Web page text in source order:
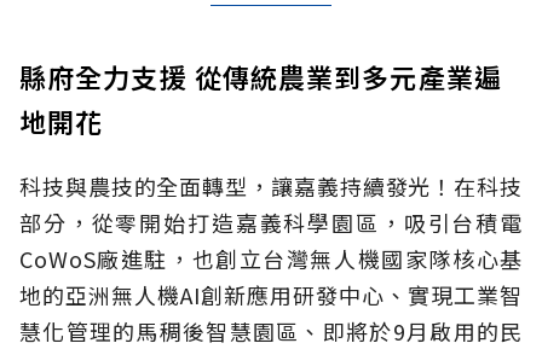
縣府全力支援 從傳統農業到多元產業遍
地開花
科技與農技的全面轉型，讓嘉義持續發光！在科技
部分，從零開始打造嘉義科學園區，吸引台積電
CoWoS廠進駐，也創立台灣無人機國家隊核心基
地的亞洲無人機AI創新應用研發中心、實現工業智
慧化管理的馬稠後智慧園區、即將於9月啟用的民